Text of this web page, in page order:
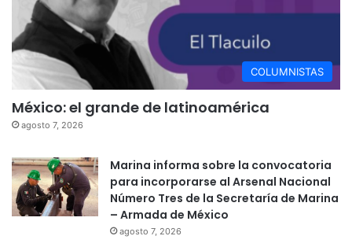
COLUMNISTAS
México: el grande de latinoamérica
agosto 7, 2026
Marina informa sobre la convocatoria
para incorporarse al Arsenal Nacional
Número Tres de la Secretaría de Marina
– Armada de México
agosto 7, 2026